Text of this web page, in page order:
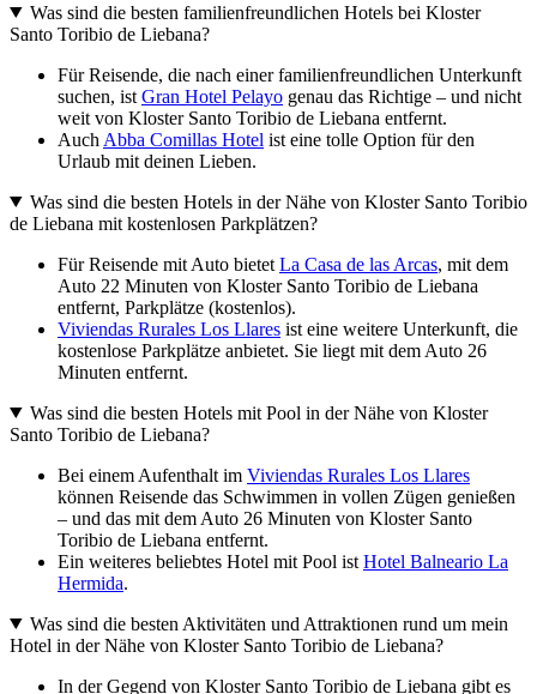
Was sind die besten familienfreundlichen Hotels bei Kloster
Santo Toribio de Liebana?
Für Reisende, die nach einer familienfreundlichen Unterkunft
suchen, ist Gran Hotel Pelayo genau das Richtige – und nicht
weit von Kloster Santo Toribio de Liebana entfernt.
Auch Abba Comillas Hotel ist eine tolle Option für den
Urlaub mit deinen Lieben.
Was sind die besten Hotels in der Nähe von Kloster Santo Toribio
de Liebana mit kostenlosen Parkplätzen?
Für Reisende mit Auto bietet La Casa de las Arcas, mit dem
Auto 22 Minuten von Kloster Santo Toribio de Liebana
entfernt, Parkplätze (kostenlos).
Viviendas Rurales Los Llares ist eine weitere Unterkunft, die
kostenlose Parkplätze anbietet. Sie liegt mit dem Auto 26
Minuten entfernt.
Was sind die besten Hotels mit Pool in der Nähe von Kloster
Santo Toribio de Liebana?
Bei einem Aufenthalt im Viviendas Rurales Los Llares
können Reisende das Schwimmen in vollen Zügen genießen
– und das mit dem Auto 26 Minuten von Kloster Santo
Toribio de Liebana entfernt.
Ein weiteres beliebtes Hotel mit Pool ist Hotel Balneario La
Hermida.
Was sind die besten Aktivitäten und Attraktionen rund um mein
Hotel in der Nähe von Kloster Santo Toribio de Liebana?
In der Gegend von Kloster Santo Toribio de Liebana gibt es